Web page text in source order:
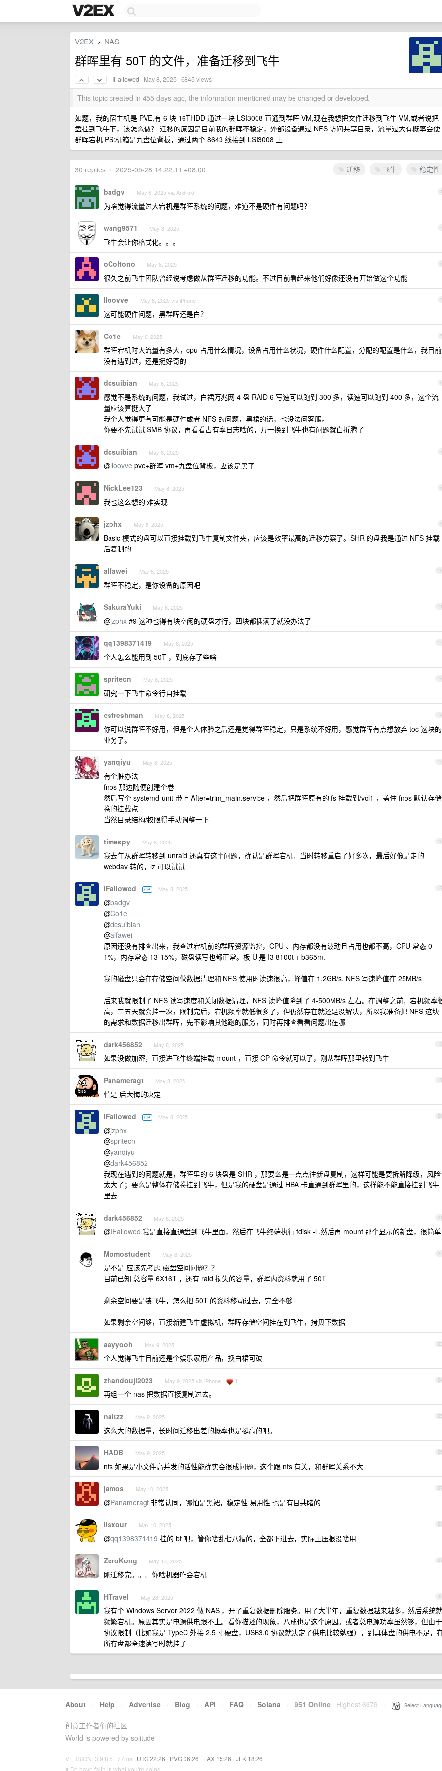
V2EX › NAS
群晖里有 50T 的文件，准备迁移到飞牛
IFallowed · May 8, 2025 · 6845 views
This topic created in 455 days ago, the information mentioned may be changed or developed.
如题，我的宿主机是 PVE,有 6 块 16THDD 通过一块 LSI3008 直通到群晖 VM,现在我想把文件迁移到飞牛 VM,或者说把
盘挂到飞牛下，该怎么做？ 迁移的原因是目前我的群晖不稳定，外部设备通过 NFS 访问共享目录，流量过大有概率会使
群晖宕机 PS:机箱是九盘位背板，通过两个 8643 线接到 LSI3008 上
迁移 飞牛 稳定性
30 replies • 2025-05-28 14:22:11 +08:00
1
badgv May 8, 2025 via Android
为啥觉得流量过大宕机是群晖系统的问题，难道不是硬件有问题吗？
2
wang9571 May 8, 2025
飞牛会让你格式化。。。
3
oColtono May 8, 2025
很久之前飞牛团队曾经说考虑做从群晖迁移的功能。不过目前看起来他们好像还没有开始做这个功能
4
lloovve May 8, 2025 via iPhone
这可能硬件问题，黑群晖还是白？
5
Co1e May 8, 2025
群晖宕机时大流量有多大，cpu 占用什么情况，设备占用什么状况，硬件什么配置，分配的配置是什么，我目前
没有遇到过，还是挺好奇的
6
dcsuibian May 8, 2025
感觉不是系统的问题，我试过，白裙万兆网 4 盘 RAID 6 写速可以跑到 300 多，读速可以跑到 400 多，这个流
量应该算挺大了
我个人觉得更有可能是硬件或者 NFS 的问题，黑裙的话，也没法问客服。
你要不先试试 SMB 协议，再看看占有率日志啥的，万一换到飞牛也有问题就白折腾了
7
dcsuibian May 8, 2025
@lloovve pve+群晖 vm+九盘位背板，应该是黑了
8
NickLee123 May 8, 2025
我也这么想的 难实现
9
jzphx May 8, 2025
Basic 模式的盘可以直接挂载到飞牛复制文件夹，应该是效率最高的迁移方案了。SHR 的盘我是通过 NFS 挂载
后复制的
10
alfawei May 8, 2025
群晖不稳定，是你设备的原因吧
11
SakuraYuki May 8, 2025
@jzphx #9 这种也得有块空闲的硬盘才行，四块都插满了就没办法了
12
qq1398371419 May 8, 2025
个人怎么能用到 50T ，到底存了些啥
13
spritecn May 8, 2025
研究一下飞牛命令行自挂载
14
csfreshman May 8, 2025
你可以说群晖不好用，但是个人体验之后还是觉得群晖稳定，只是系统不好用，感觉群晖有点想放弃 toc 这块的
业务了。
15
yanqiyu May 8, 2025
有个脏办法
fnos 那边随便创建个卷
然后写个 systemd-unit 带上 After=trim_main.service ，然后把群晖原有的 fs 挂载到/vol1 ，盖住 fnos 默认存储
卷的挂载点
当然目录结构/权限得手动调整一下
16
timespy May 8, 2025
我去年从群晖转移到 unraid 还真有这个问题，确认是群晖宕机，当时转移重启了好多次，最后好像是走的
webdav 转的，lz 可以试试
17
IFallowed OP May 8, 2025
@badgv
@Co1e
@dcsuibian
@alfawei
原因还没有排查出来，我查过宕机前的群晖资源监控，CPU 、内存都没有波动且占用也都不高，CPU 常态 0-
1%，内存常态 13-15%，磁盘读写也都正常。板 U 是 I3 8100t + b365m.
我的磁盘只会在存储空间做数据清理和 NFS 使用时读速很高，峰值在 1.2GB/s, NFS 写速峰值在 25MB/s
后来我就限制了 NFS 读写速度和关闭数据清理，NFS 读峰值降到了 4-500MB/s 左右。在调整之前，宕机频率
高，三五天就会挂一次，限制完后，宕机频率就低很多了，但仍然存在就还是没解决，所以我准备把 NFS 这块
的需求和数据迁移出群晖，先不影响其他跑的服务，同时再排查看看问题出在哪
18
dark456852 May 8, 2025
如果没做加密，直接进飞牛终端挂载 mount ，直接 CP 命令就可以了，刚从群晖那里转到飞牛
19
Panameragt May 8, 2025
怕是 后大悔的决定
20
IFallowed OP May 8, 2025
@jzphx
@spritecn
@yanqiyu
@dark456852
我现在遇到的问题就是，群晖里的 6 块盘是 SHR ，那要么是一点点往新盘复制，这样可能是要拆解降级，风险
太大了；要么是整体存储卷挂到飞牛，但是我的硬盘是通过 HBA 卡直通到群晖里的，这样能不能直接挂到飞牛
里去
21
dark456852 May 8, 2025
@IFallowed 我是直接直通盘到飞牛里面，然后在飞牛终端执行 fdisk -l ,然后再 mount 那个显示的新盘，很简单
22
Momostudent May 8, 2025
是不是 应该先考虑 磁盘空间问题？？
目前已知 总容量 6X16T ，还有 raid 损失的容量，群晖内资料就用了 50T
剩余空间要是装飞牛，怎么把 50T 的资料移动过去，完全不够
如果剩余空间够，直接新建飞牛虚拟机，群晖存储空间挂在到飞牛，拷贝下数据
23
aayyooh May 9, 2025
个人觉得飞牛目前还是个娱乐家用产品，换白裙可破
24
zhandouji2023 May 9, 2025 via iPhone 1
再组一个 nas 把数据直接复制过去。
25
naitzz May 9, 2025
这么大的数据量，长时间迁移出差的概率也是挺高的吧。
26
HADB May 9, 2025
nfs 如果是小文件高并发的话性能确实会很成问题，这个跟 nfs 有关，和群晖关系不大
27
jamos May 10, 2025
@Panameragt 非常认同，哪怕是黑裙，稳定性 易用性 也是有目共睹的
28
lisxour May 10, 2025
@qq1398371419 挂的 bt 吧，管你啥乱七八糟的，全都下进去，实际上压根没啥用
29
ZeroKong May 13, 2025
刚迁移完。。。你啥机器咋会宕机
30
HTravel May 28, 2025
我有个 Windows Server 2022 做 NAS ，开了重复数据删除服务。用了大半年，重复数据越来越多，然后系统就
频繁宕机。原因其实是电源供电跟不上。看你描述的现象，八成也是这个原因。或者总电源功率虽然够，但由于
协议限制（比如我是 TypeC 外接 2.5 寸硬盘，USB3.0 协议就决定了供电比较勉强），到具体盘的供电不足，
所有盘都全速读写时就挂了
About · Help · Advertise · Blog · API · FAQ · Solana · 951 Online Highest 6679 Select
创意工作者们的社区
World is powered by solitude
VERSION: 3.9.8.5 · 77ms · UTC 22:26 · PVG 06:26 · LAX 15:26 · JFK 18:26
♥ Do have faith in what you're doing.